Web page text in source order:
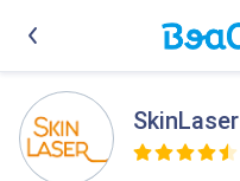
SkinLaser